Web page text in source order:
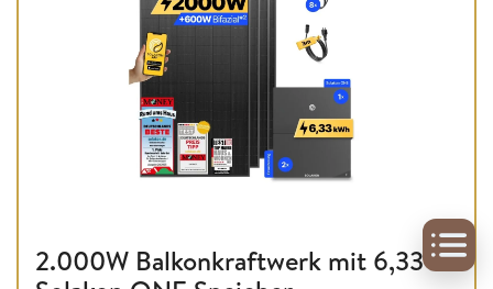
2.000W Balkonkraftwerk mit 6,33